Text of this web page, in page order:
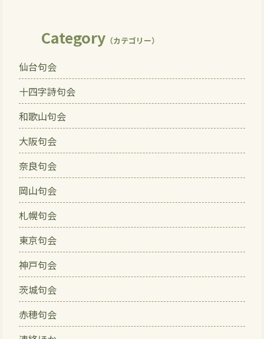
Category（カテゴリー）
仙台句会
十四字詩句会
和歌山句会
大阪句会
奈良句会
岡山句会
札幌句会
東京句会
神戸句会
茨城句会
赤穂句会